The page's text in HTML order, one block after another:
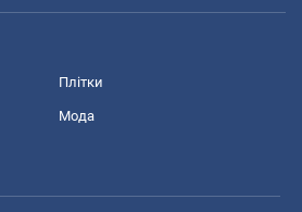
Плітки
Мода